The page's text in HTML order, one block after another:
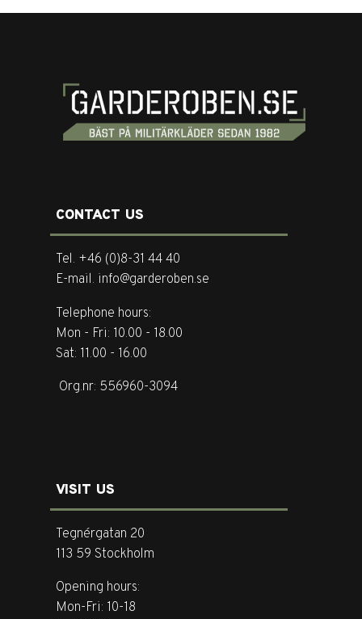
CONTACT US
Tel. +46 (0)8-31 44 40
E-mail. info@garderoben.se
Telephone hours:
Mon - Fri: 10.00 - 18.00
Sat: 11.00 - 16.00
Org.nr: 556960-3094
VISIT US
Tegnérgatan 20
113 59 Stockholm
Opening hours:
Mon-Fri: 10-18